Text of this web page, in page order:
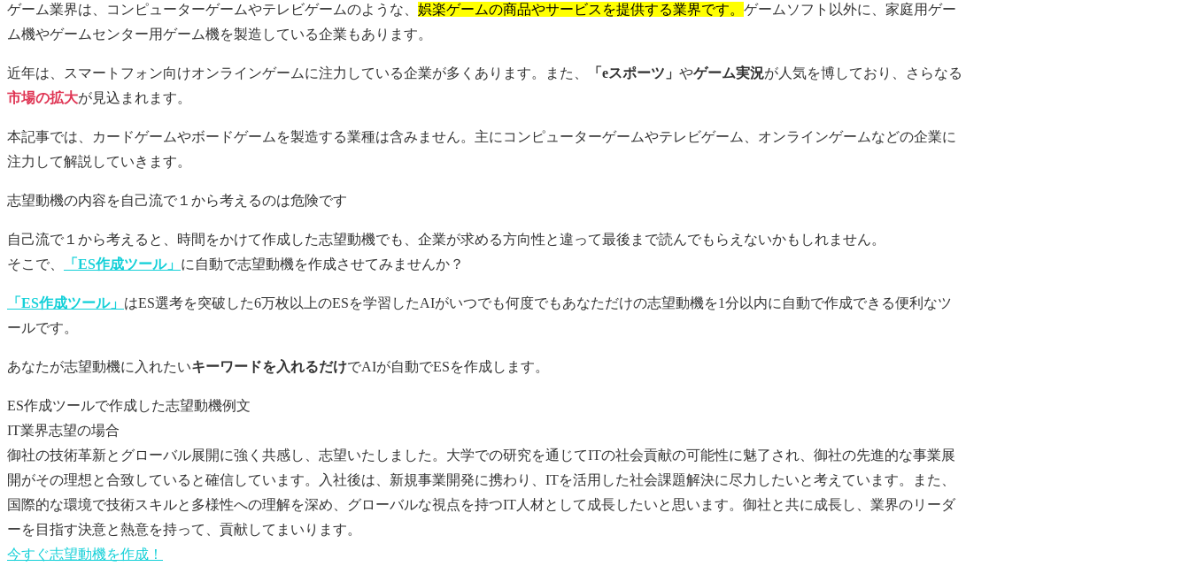
ゲーム業界は、コンピューターゲームやテレビゲームのような、 娯楽ゲームの商品やサービスを提供する業界です。 ゲームソフト以外に、家庭用ゲー
ム機やゲームセンター用ゲーム機を製造している企業もあります。
近年は、スマートフォン向けオンラインゲームに注力している企業が多くあります。また、 「eスポーツ」 やゲーム実況が人気を博しており、さらなる
市場の拡大が見込まれます。
本記事では、カードゲームやボードゲームを製造する業種は含みません。主にコンピューターゲームやテレビゲーム、オンラインゲームなどの企業に
注力して解説していきます。
志望動機の内容を自己流で１から考えるのは危険です
自己流で１から考えると、時間をかけて作成した志望動機でも、企業が求める方向性と違って最後まで読んでもらえないかもしれません。
そこで、
「ES作成ツール」 に自動で志望動機を作成させてみませんか？
「ES作成ツール」 はES選考を突破した6万枚以上のESを学習したAIがいつでも何度でもあなただけの志望動機を1分以内に自動で作成できる便利なツ
ールです。
あなたが志望動機に入れたいキーワードを入れるだけでAIが自動でESを作成します。
ES作成ツールで作成した志望動機例文
IT業界志望の場合
御社の技術革新とグローバル展開に強く共感し、志望いたしました。大学での研究を通じてITの社会貢献の可能性に魅了され、御社の先進的な事業展
開がその理想と合致していると確信しています。入社後は、新規事業開発に携わり、ITを活用した社会課題解決に尽力したいと考えています。また、
国際的な環境で技術スキルと多様性への理解を深め、グローバルな視点を持つIT人材として成長したいと思います。御社と共に成長し、業界のリーダ
ーを目指す決意と熱意を持って、貢献してまいります。
今すぐ志望動機を作成！